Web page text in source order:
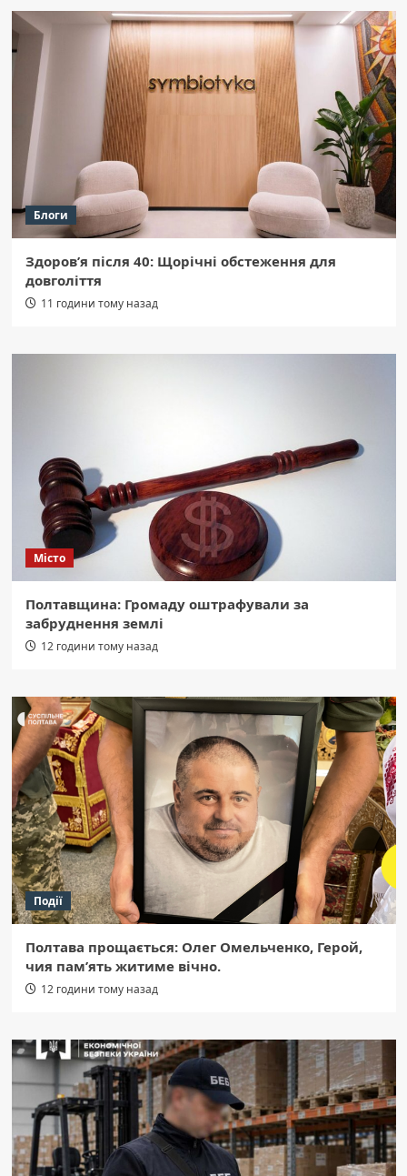
Блоги
Здоров’я після 40: Щорічні обстеження для
довголіття
11 години тому назад
Місто
Полтавщина: Громаду оштрафували за
забруднення землі
12 години тому назад
Події
Полтава прощається: Олег Омельченко, Герой,
чия пам’ять житиме вічно.
12 години тому назад